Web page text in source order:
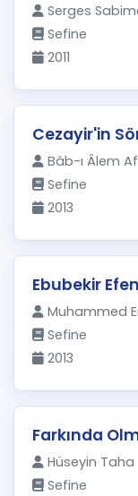
Serges
Sefine
2011
Cezayir'in
Bâb-ı Âlem
Sefine
2013
Ebubekir
Muhammed
Sefine
2013
Farkında
Hüseyin Taha
Sefine